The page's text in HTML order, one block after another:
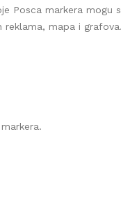
Posca markera
mapa i